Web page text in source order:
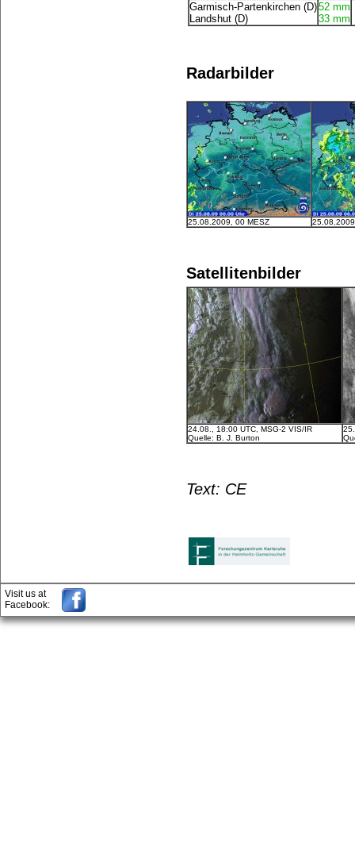
Garmisch-Partenkirchen (D)
Landshut (D)
52 mm
33 mm
Radarbilder
25.08.2009, 00 MESZ
Satellitenbilder
24.08., 18:00 UTC, MSG-2 VIS/IR
Quelle: B. J. Burton
Text: CE
Visit us at
Facebook: